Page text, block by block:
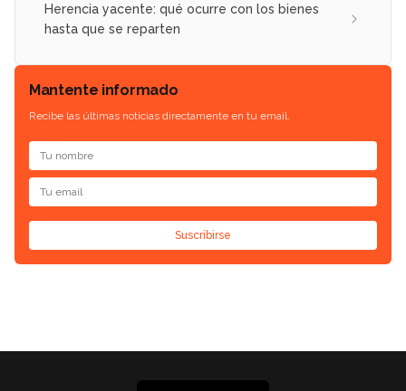
Herencia yacente: qué ocurre con los bienes
hasta que se reparten
Mantente informado
Recibe las últimas noticias directamente en tu email.
Suscribirse